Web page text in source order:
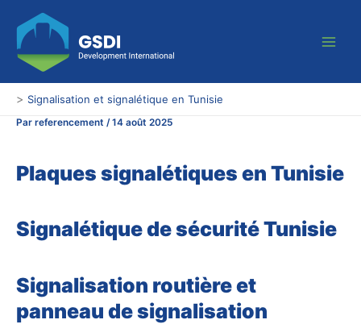
contenu
> Signalisation et signalétique en Tunisie
Par referencement /14 août 2025
Plaques signalétiques en Tunisie
Signalétique de sécurité Tunisie
Signalisation routière et
panneau de signalisation